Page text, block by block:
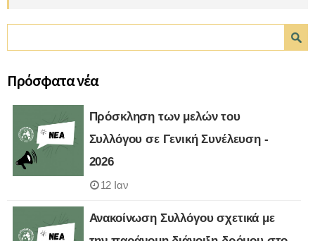
Φόρμα αναζήτησης
Πρόσφατα νέα
Πρόσκληση των μελών του
Συλλόγου σε Γενική Συνέλευση -
2026
12 Ιαν
Ανακοίνωση Συλλόγου σχετικά με